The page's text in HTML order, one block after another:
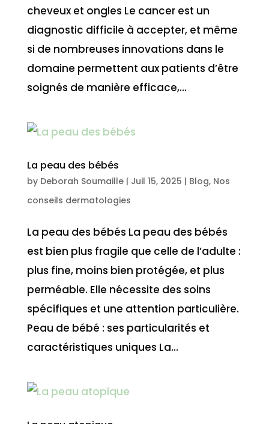
cheveux et ongles Le cancer est un
diagnostic difficile à accepter, et même
si de nombreuses innovations dans le
domaine permettent aux patients d’être
soignés de manière efficace,...
La peau des bébés
by Deborah Soumaille| Juil 15, 2025 | Blog, Nos
conseils dermatologies
La peau des bébés La peau des bébés
est bien plus fragile que celle de l’adulte :
plus fine, moins bien protégée, et plus
perméable. Elle nécessite des soins
spécifiques et une attention particulière.
Peau de bébé : ses particularités et
caractéristiques uniques La...